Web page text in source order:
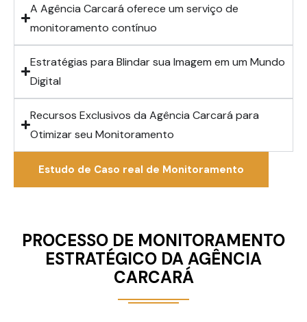
A Agência Carcará oferece um serviço de
monitoramento contínuo
Estratégias para Blindar sua Imagem em um Mundo
Digital
Recursos Exclusivos da Agência Carcará para
Otimizar seu Monitoramento
Estudo de Caso real de Monitoramento
PROCESSO DE MONITORAMENTO
ESTRATÉGICO DA AGÊNCIA
CARCARÁ